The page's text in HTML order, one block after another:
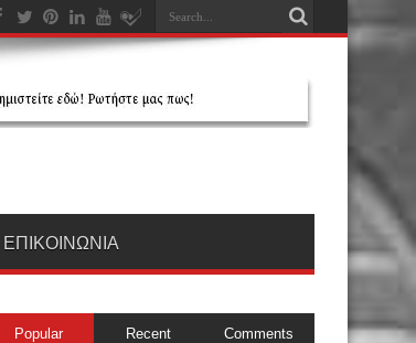
ΕΠΙΚΟΙΝΩΝΙΑ
Popular Recent Comments